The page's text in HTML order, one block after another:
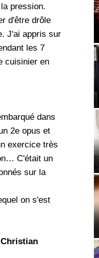
pression.
d'être drôle
J'ai appris sur
les 7
cuisinier en
dans
2e opus et
exercice très
C'était un
sur la
on s'est